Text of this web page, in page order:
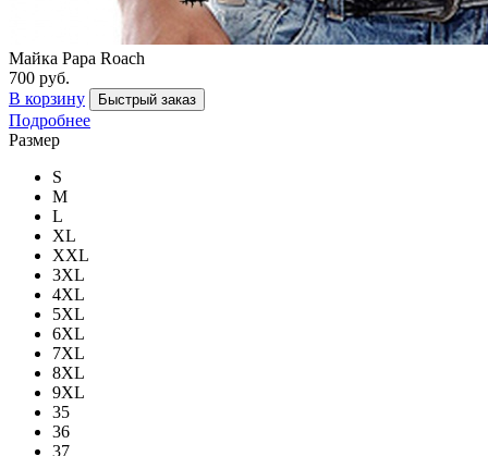
Майка Papa Roach
700 руб.
В корзину
Быстрый заказ
Подробнее
Размер
S
M
L
XL
XXL
3XL
4XL
5XL
6XL
7XL
8XL
9XL
35
36
37